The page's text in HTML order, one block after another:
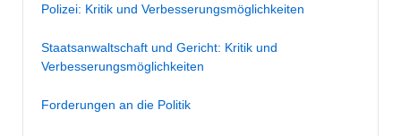
Polizei: Kritik und Verbesserungsmöglichkeiten
Staatsanwaltschaft und Gericht: Kritik und
Verbesserungsmöglichkeiten
Forderungen an die Politik